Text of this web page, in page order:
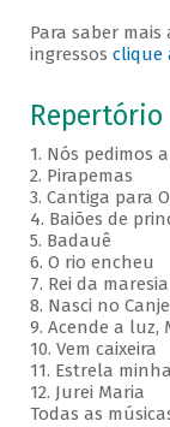
Para saber
ingressos clique
Repertório
1. Nós pedimos
2. Pirapemas
3. Cantiga para
4. Baiões de
5. Badauê
6. O rio encheu
7. Rei da maresia
8. Nasci no
9. Acende a luz,
10. Vem caixeira
11. Estrela
12. Jurei Maria
Todas as